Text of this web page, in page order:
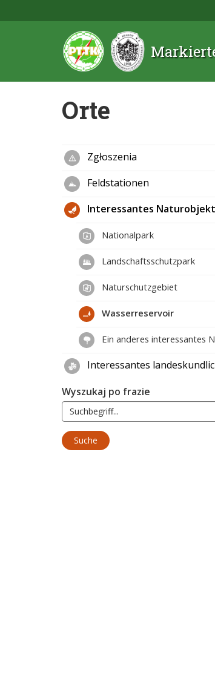
Orte
Zgłoszenia
Feldstationen
Interessantes Naturobjekt
Nationalpark
Landschaftsschutzpark
Naturschutzgebiet
Wasserreservoir
Ein anderes interessantes
Interessantes
Wyszukaj po frazie